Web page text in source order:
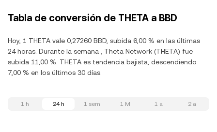
Tabla de conversión de THETA a BBD
Hoy, 1 THETA vale 0,27260 BBD, subida 6,00 % en las últimas
24 horas. Durante la semana , Theta Network (THETA) fue
subida 11,00 %. THETA es tendencia bajista, descendiendo
7,00 % en los últimos 30 días.
1 h 24 h 1 sem 1 M 1 a 2 a